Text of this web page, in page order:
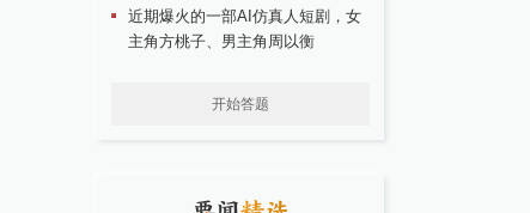
近期爆火的一部AI仿真人短剧，女
主角方桃子、男主角周以衡
开始答题